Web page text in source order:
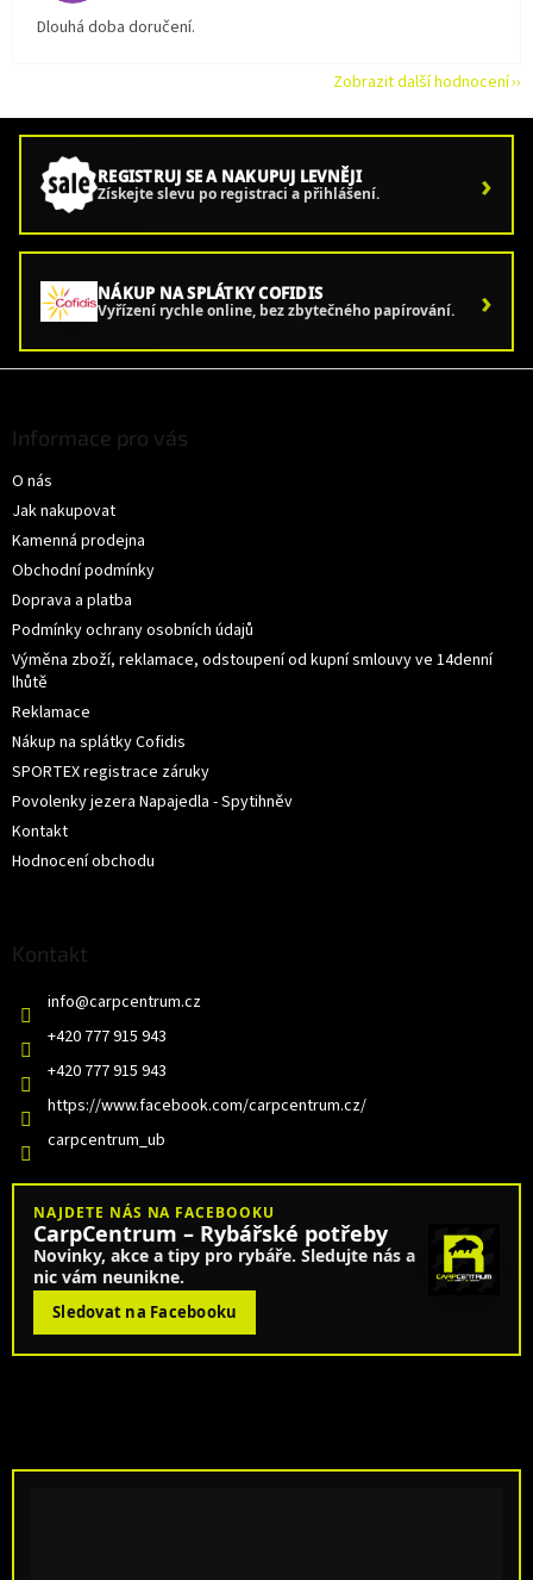
Dlouhá doba doručení.
Zobrazit další hodnocení
REGISTRUJ SE A NAKUPUJ LEVNĚJI
Získejte slevu po registraci a přihlášení. ›
NÁKUP NA SPLÁTKY COFIDIS
Vyřízení rychle online, bez zbytečného papírování. ›
Informace pro vás
O nás
Jak nakupovat
Kamenná prodejna
Obchodní podmínky
Doprava a platba
Podmínky ochrany osobních údajů
Výměna zboží, reklamace, odstoupení od kupní smlouvy ve 14denní
lhůtě
Reklamace
Nákup na splátky Cofidis
SPORTEX registrace záruky
Povolenky jezera Napajedla - Spytihněv
Kontakt
Hodnocení obchodu
Kontakt
info@carpcentrum.cz
+420 777 915 943
+420 777 915 943
https://www.facebook.com/carpcentrum.cz/
carpcentrum_ub
NAJDETE NÁS NA FACEBOOKU
CarpCentrum – Rybářské potřeby
Novinky, akce a tipy pro rybáře. Sledujte nás a
nic vám neunikne.
Sledovat na Facebooku